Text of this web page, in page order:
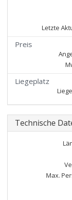
Letzte
Preis
Liegeplatz
Technische
Max.